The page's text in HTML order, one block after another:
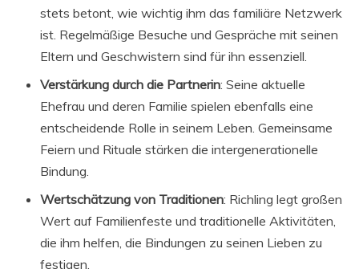
stets betont, wie wichtig ihm das familiäre Netzwerk
ist. Regelmäßige Besuche und Gespräche mit seinen
Eltern und Geschwistern sind für ihn essenziell.
Verstärkung durch die Partnerin: Seine aktuelle
Ehefrau und deren Familie spielen ebenfalls eine
entscheidende Rolle in seinem Leben. Gemeinsame
Feiern und Rituale stärken die intergenerationelle
Bindung.
Wertschätzung von Traditionen: Richling legt großen
Wert auf Familienfeste und traditionelle Aktivitäten,
die ihm helfen, die Bindungen zu seinen Lieben zu
festigen.